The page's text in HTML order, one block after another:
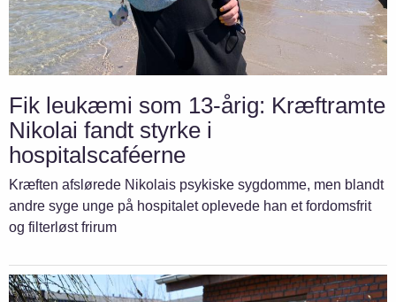
Fik leukæmi som 13-årig: Kræftramte
Nikolai fandt styrke i
hospitalscaféerne
Kræften afslørede Nikolais psykiske sygdomme, men blandt
andre syge unge på hospitalet oplevede han et fordomsfrit
og filterløst frirum